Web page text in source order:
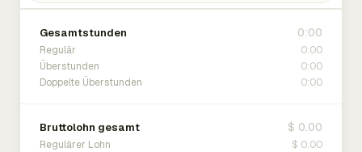
Gesamtstunden 0:00
Regulär 0:00
Überstunden 0:00
Doppelte Überstunden 0:00
Bruttolohn gesamt $ 0.00
Regulärer Lohn $ 0.00